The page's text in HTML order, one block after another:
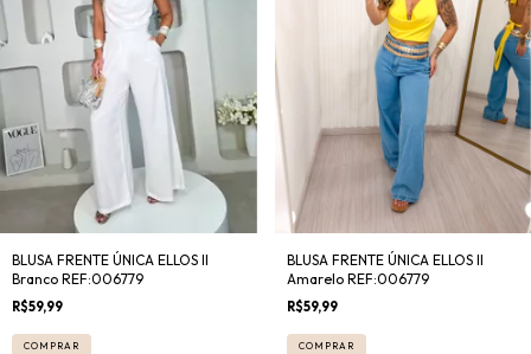
BLUSA FRENTE ÚNICA ELLOS II
Branco REF:006779
R$59,99
COMPRAR
BLUSA FRENTE ÚNICA ELLOS II
Amarelo REF:006779
R$59,99
COMPRAR